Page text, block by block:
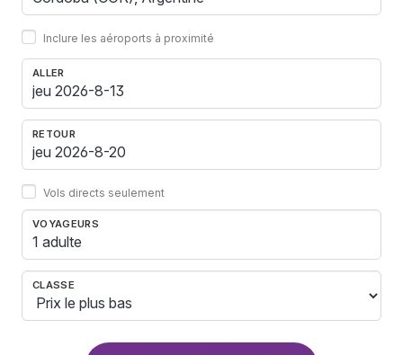
Inclure les aéroports à proximité
ALLER
RETOUR
Vols directs seulement
VOYAGEURS
1 adulte
CLASSE